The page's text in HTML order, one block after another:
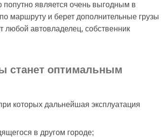
попутно является очень выгодным в
маршруту и берет дополнительные грузы
любой автовладелец, собственник
станет оптимальным
которых дальнейшая эксплуатация
в другом городе;